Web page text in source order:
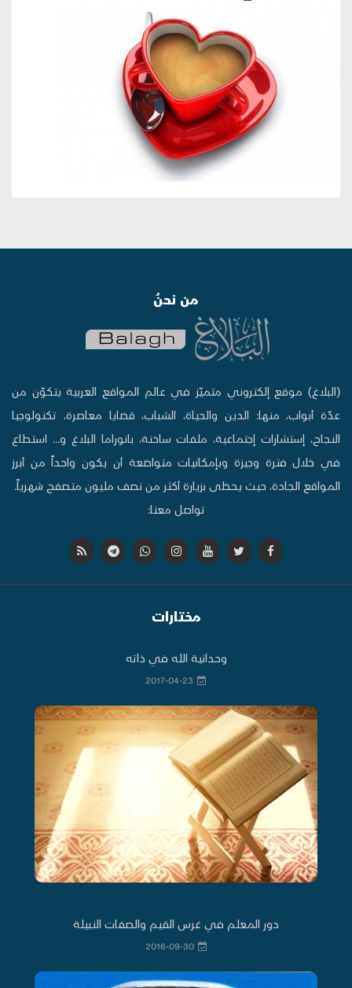
من نحنُ
(البلاغ) موقع إلكتروني متميّز في عالم المواقع العربية يتكوّن من
عدّة أبواب، منها: الدين والحياة، الشباب، قضايا معاصرة، تكنولوجيا
النجاح، إستشارات إجتماعية، ملفات ساخنة، بانوراما البلاغ و... استطاع
في خلال فترة وجيزة وبإمكانيات متواضعة أن يكون واحداً من أبرز
المواقع الجادة، حيث يحظى بزيارة أكثر من نصف مليون متصفح شهرياً.
تواصل معنا:
مختارات
وحدانية الله في ذاته
2017-04-23
دور المعلم في غرس القيم والصفات النبيلة
2016-09-30